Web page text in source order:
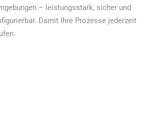
– leistungsstark, sicher und
Damit Ihre Prozesse jederzeit